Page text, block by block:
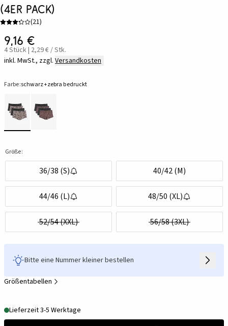
(4er Pack)
(21)
9,16 €
4 Stück | 2,29 € / Stk.
inkl. MwSt., zzgl. Versandkosten
Farbe:schwarz+zebra bedruckt
Größe:
36/38 (S) 40/42 (M)
44/46 (L) 48/50 (XL)
52/54 (XXL) 56/58 (3XL)
Bitte eine Nummer kleiner bestellen
Größentabellen
Lieferzeit 3-5 Werktage